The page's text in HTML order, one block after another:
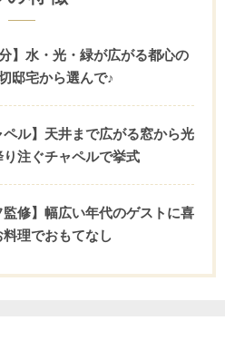
】水・光・緑が広がる都心の
邸宅から選んで♪
ペル】天井まで広がる窓から光
注ぐチャペルで挙式
監修】幅広い年代のゲストに喜
理でおもてなし